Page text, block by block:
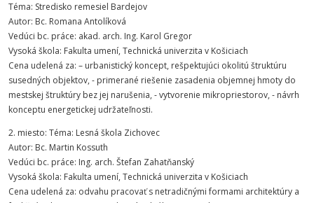
Téma: Stredisko remesiel Bardejov
Autor: Bc. Romana Antolíková
Vedúci bc. práce: akad. arch. Ing. Karol Gregor
Vysoká škola: Fakulta umení, Technická univerzita v Košiciach
Cena udelená za: – urbanistický koncept, rešpektujúci okolitú štruktúru
susedných objektov, - primerané riešenie zasadenia objemnej hmoty do
mestskej štruktúry bez jej narušenia, - vytvorenie mikropriestorov, - návrh
konceptu energetickej udržateľnosti.
2. miesto: Téma: Lesná škola Zichovec
Autor: Bc. Martin Kossuth
Vedúci bc. práce: Ing. arch. Štefan Zahatňanský
Vysoká škola: Fakulta umení, Technická univerzita v Košiciach
Cena udelená za: odvahu pracovať s netradičnými formami architektúry a